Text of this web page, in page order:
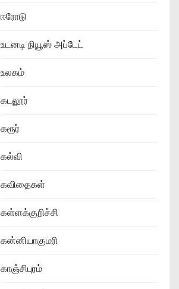
ஈரோடு
உடனடி நியூஸ் அப்டேட்
உலகம்
கடலூர்
கரூர்
கல்வி
கவிதைகள்
கள்ளக்குறிச்சி
கன்னியாகுமரி
காஞ்சிபுரம்